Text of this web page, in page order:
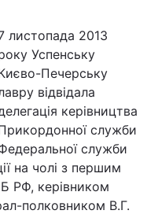
листопада 2013
Успенську
Печерську
відвідала
керівництва
служби
служби
на чолі з першим
РФ, керівником
полковником В.Г.